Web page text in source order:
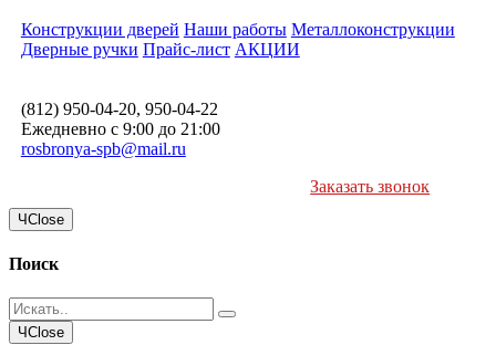
Конструкции дверей Наши работы Металлоконструкции
Дверные ручки Прайс-лист АКЦИИ
(812) 950-04-20, 950-04-22
Ежедневно с 9:00 до 21:00
rosbronya-spb@mail.ru
Заказать звонок
ЧClose
Поиск
ЧClose